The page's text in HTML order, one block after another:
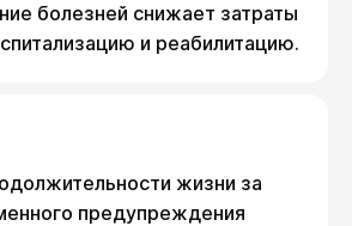
болезней снижает затраты
и реабилитацию.
жизни за
предупреждения